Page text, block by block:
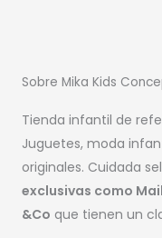
Sobre Mika Kids
Tienda infantil de
Juguetes, moda
originales. Cuidada
exclusivas como
&Co que tienen un